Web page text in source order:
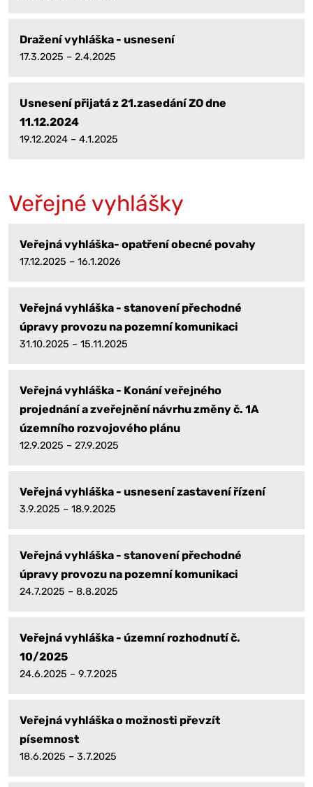
Dražení vyhláška - usnesení
17.3.2025 – 2.4.2025
Usnesení přijatá z 21.zasedání ZO dne
11.12.2024
19.12.2024 – 4.1.2025
Veřejné vyhlášky
Veřejná vyhláška- opatření obecné povahy
17.12.2025 – 16.1.2026
Veřejná vyhláška - stanovení přechodné
úpravy provozu na pozemní komunikaci
31.10.2025 – 15.11.2025
Veřejná vyhláška - Konání veřejného
projednání a zveřejnění návrhu změny č. 1A
územního rozvojového plánu
12.9.2025 – 27.9.2025
Veřejná vyhláška - usnesení zastavení řízení
3.9.2025 – 18.9.2025
Veřejná vyhláška - stanovení přechodné
úpravy provozu na pozemní komunikaci
24.7.2025 – 8.8.2025
Veřejná vyhláška - územní rozhodnutí č.
10/2025
24.6.2025 – 9.7.2025
Veřejná vyhláška o možnosti převzít
písemnost
18.6.2025 – 3.7.2025